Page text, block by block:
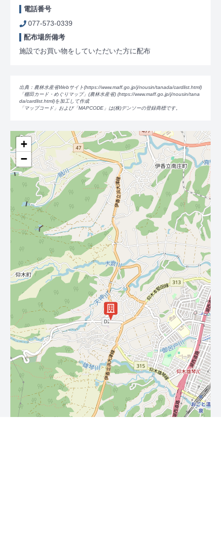
電話番号
077-573-0339
配布場所備考
施設でお買い物をしていただいた方に配布
出典：農林水産省Webサイト(https://www.maff.go.jp/j/nousin/tanada/cardlist.html)
「棚田カード・めぐりマップ」(農林水産省) (https://www.maff.go.jp/j/nousin/tana
da/cardlist.html)を加工して作成
「マップコード」および「MAPCODE」は(株)デンソーの登録商標です。
+
−